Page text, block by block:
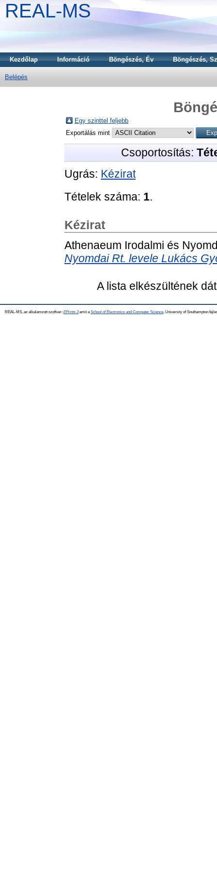
REAL-MS
Kezdőlap Információ Böngészés, Év Böngészés,
Belépés
Egy szinttel feljebb
Exportálás mint
Csoportosítás:
Ugrás: Kézirat
Tételek száma: 1.
Kézirat
Athenaeum Irodalmi és
Nyomdai Rt. levele Lukács
A lista elkészültének
REAL-MS, az alkalamzott szoftver: EPrints 3amit a School of Electronics and Computer Science , University of Southampton